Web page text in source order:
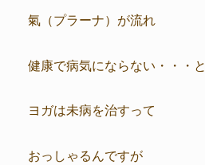
氣（プラーナ）が流れ
健康で病気にならない・・・と
ヨガは未病を治すって
おっしゃるんですが